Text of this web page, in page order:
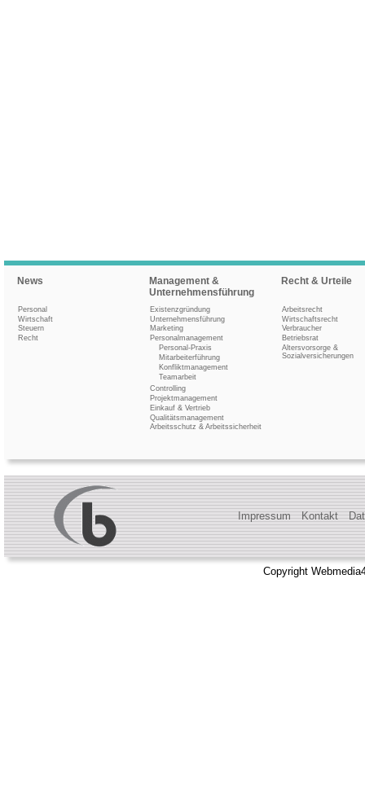
News
Personal
Wirtschaft
Steuern
Recht
Management &
Unternehmensführung
Existenzgründung
Unternehmensführung
Marketing
Personalmanagement
Personal-Praxis
Mitarbeiterführung
Konfliktmanagement
Teamarbeit
Controlling
Projektmanagement
Einkauf & Vertrieb
Qualitätsmanagement
Arbeitsschutz & Arbeitssicherheit
Recht & Urteile
Arbeitsrecht
Wirtschaftsrecht
Verbraucher
Betriebsrat
Altersvorsorge &
Sozialversicherungen
Impressum Kontakt
Copyright